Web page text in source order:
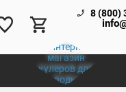
8 (800)